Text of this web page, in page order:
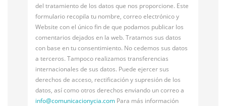
del tratamiento de los datos que nos proporcione. Este
formulario recopila tu nombre, correo electrónico y
Website con el único fin de que podamos publicar los
comentarios dejados en la web. Tratamos sus datos
con base en tu consentimiento. No cedemos sus datos
a terceros. Tampoco realizamos transferencias
internacionales de sus datos. Puede ejercer sus
derechos de acceso, rectificación y supresión de los
datos, así como otros derechos enviando un correo a
info@comunicacionycia.com Para más información